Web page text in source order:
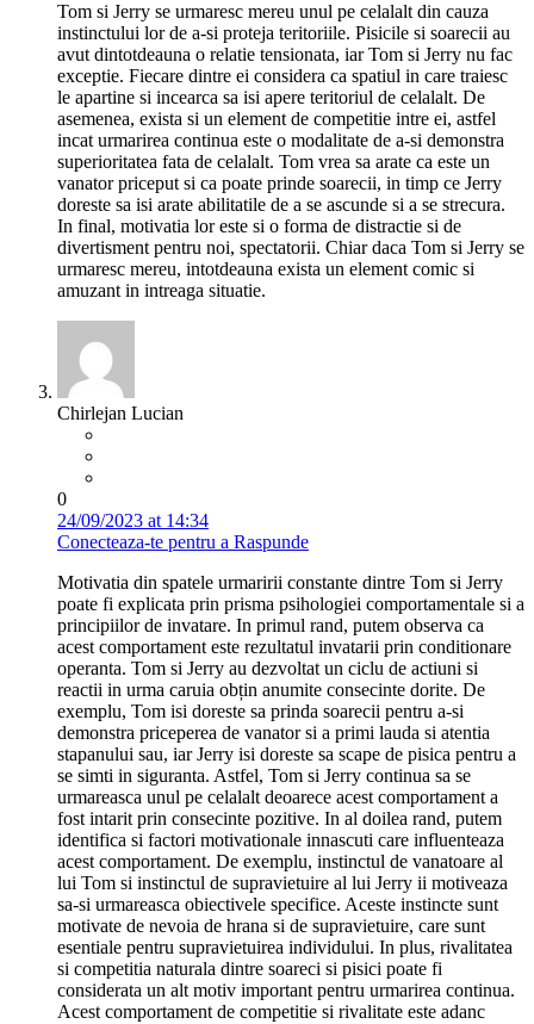
Tom si Jerry se urmaresc mereu unul pe celalalt din cauza
instinctului lor de a-si proteja teritoriile. Pisicile si soarecii au
avut dintotdeauna o relatie tensionata, iar Tom si Jerry nu fac
exceptie. Fiecare dintre ei considera ca spatiul in care traiesc
le apartine si incearca sa isi apere teritoriul de celalalt. De
asemenea, exista si un element de competitie intre ei, astfel
incat urmarirea continua este o modalitate de a-si demonstra
superioritatea fata de celalalt. Tom vrea sa arate ca este un
vanator priceput si ca poate prinde soarecii, in timp ce Jerry
doreste sa isi arate abilitatile de a se ascunde si a se strecura.
In final, motivatia lor este si o forma de distractie si de
divertisment pentru noi, spectatorii. Chiar daca Tom si Jerry se
urmaresc mereu, intotdeauna exista un element comic si
amuzant in intreaga situatie.
Chirlejan Lucian
0
24/09/2023 at 14:34
Conecteaza-te pentru a Raspunde
Motivatia din spatele urmaririi constante dintre Tom si Jerry
poate fi explicata prin prisma psihologiei comportamentale si a
principiilor de invatare. In primul rand, putem observa ca
acest comportament este rezultatul invatarii prin conditionare
operanta. Tom si Jerry au dezvoltat un ciclu de actiuni si
reactii in urma caruia obțin anumite consecinte dorite. De
exemplu, Tom isi doreste sa prinda soarecii pentru a-si
demonstra priceperea de vanator si a primi lauda si atentia
stapanului sau, iar Jerry isi doreste sa scape de pisica pentru a
se simti in siguranta. Astfel, Tom si Jerry continua sa se
urmareasca unul pe celalalt deoarece acest comportament a
fost intarit prin consecinte pozitive. In al doilea rand, putem
identifica si factori motivationale innascuti care influenteaza
acest comportament. De exemplu, instinctul de vanatoare al
lui Tom si instinctul de supravietuire al lui Jerry ii motiveaza
sa-si urmareasca obiectivele specifice. Aceste instincte sunt
motivate de nevoia de hrana si de supravietuire, care sunt
esentiale pentru supravietuirea individului. In plus, rivalitatea
si competitia naturala dintre soareci si pisici poate fi
considerata un alt motiv important pentru urmarirea continua.
Acest comportament de competitie si rivalitate este adanc